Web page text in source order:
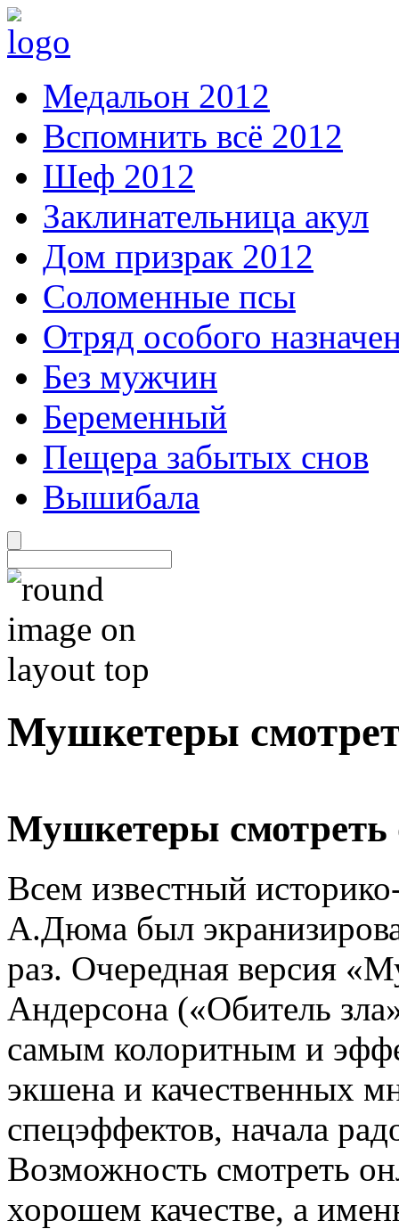
Медальон 2012
Вспомнить всё 2012
Шеф 2012
Заклинательница акул
Дом призрак 2012
Соломенные псы
Отряд особого
Без мужчин
Беременный
Пещера забытых снов
Вышибала
Мушкетеры
Мушкетеры смотреть
Всем известный
А.Дюма был
раз. Очередная версия
Андерсона («Обитель
самым колоритным и
экшена и качественных
спецэффектов, начала
Возможность смотреть
хорошем качестве, а